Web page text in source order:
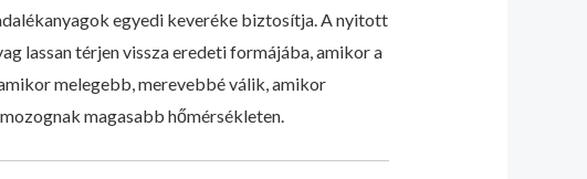
egyedi keveréke biztosítja. A nyitott
lassan térjen vissza eredeti formájába, amikor a
melegebb, merevebbé válik, amikor
magasabb hőmérsékleten.